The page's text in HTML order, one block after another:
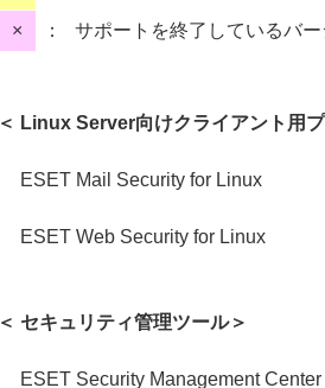
× ： サポートを終了しているバー
＜ Linux Server向けクライアント用
ESET Mail Security for Linux
ESET Web Security for Linux
＜ セキュリティ管理ツール＞
ESET Security Management